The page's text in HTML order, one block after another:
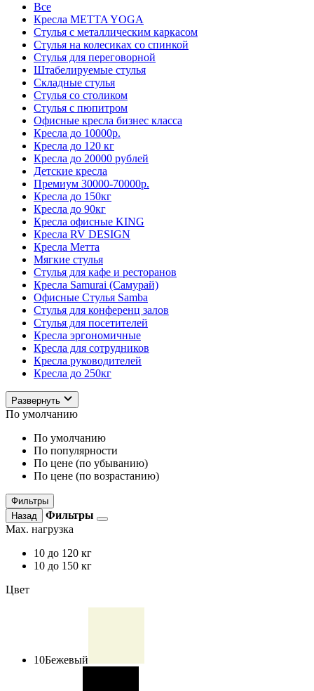
Все
Кресла METTA YOGA
Стулья с металлическим каркасом
Стулья на колесиках со спинкой
Стулья для переговорной
Штабелируемые стулья
Складные стулья
Стулья со столиком
Стулья с пюпитром
Офисные кресла бизнес класса
Кресла до 10000р.
Кресла до 120 кг
Кресла до 20000 рублей
Детские кресла
Премиум 30000-70000р.
Кресла до 150кг
Кресла до 90кг
Кресла офисные KING
Кресла RV DESIGN
Кресла Метта
Мягкие стулья
Стулья для кафе и ресторанов
Кресла Samurai (Самурай)
Офисные Стулья Samba
Стулья для конференц залов
Стулья для посетителей
Кресла эргономичные
Кресла для сотрудников
Кресла руководителей
Кресла до 250кг
Развернуть
По умолчанию
По умолчанию
По популярности
По цене (по убыванию)
По цене (по возрастанию)
Фильтры
Назад
Фильтры
Max. нагрузка
10 до 120 кг
10 до 150 кг
Цвет
10Бежевый